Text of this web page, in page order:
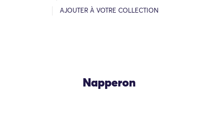
AJOUTER À VOTRE COLLECTION
Napperon